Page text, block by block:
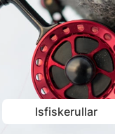
Isfiskerullar